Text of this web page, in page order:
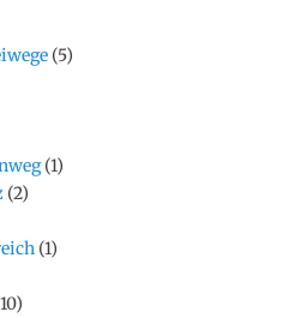
(5)
(1)
(2)
(1)